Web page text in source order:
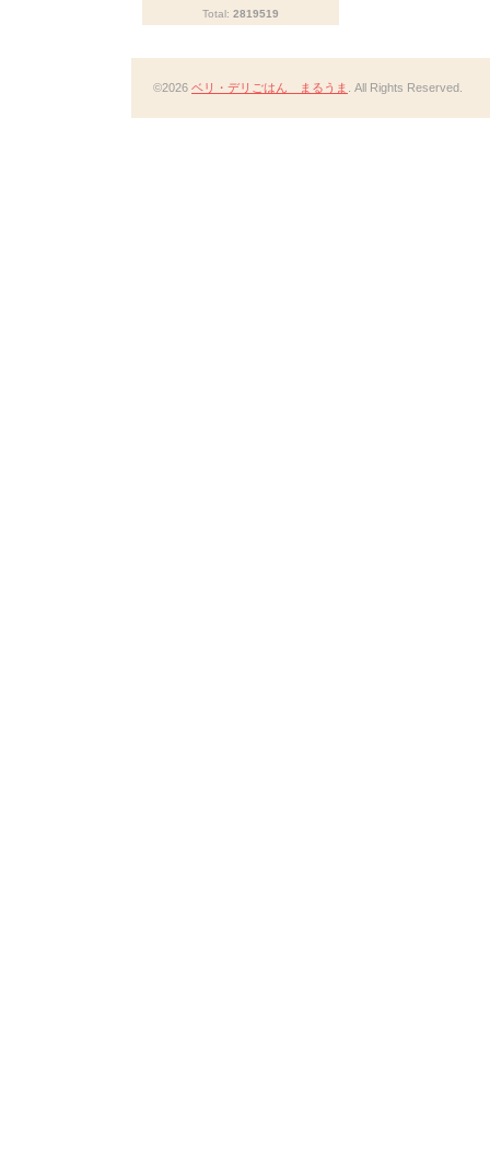
Total: 2819519
©2026 ベリ・デリごはん まるうま . All Rights Reserved.